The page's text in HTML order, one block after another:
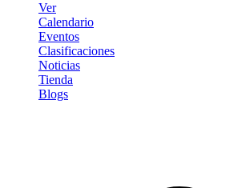
Ver
Calendario
Eventos
Clasificaciones
Noticias
Tienda
Blogs